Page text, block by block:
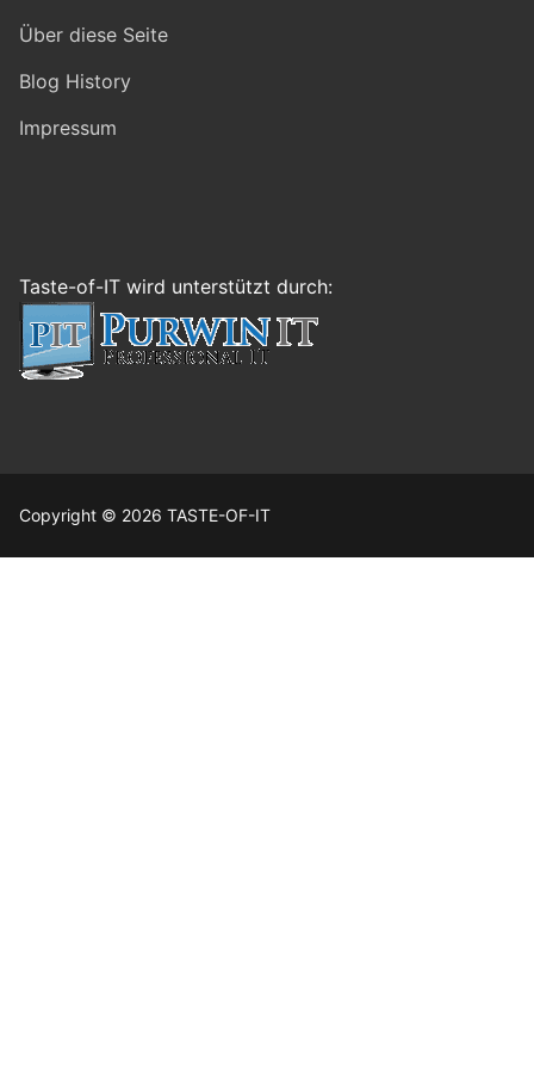
Über diese Seite
Blog History
Impressum
Taste-of-IT wird unterstützt durch:
Copyright © 2026 TASTE-OF-IT